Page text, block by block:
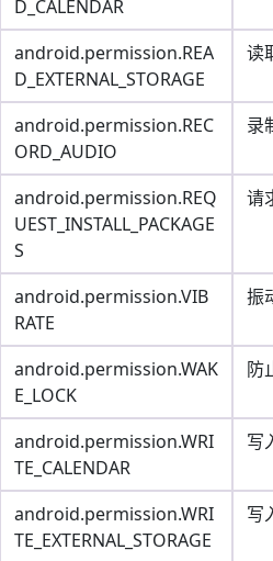
D_CALENDAR
android.permission.REA
D_EXTERNAL_STORAGE
读
android.permission.REC
ORD_AUDIO
录
android.permission.REQ
UEST_INSTALL_PACKAGE
S
请
android.permission.VIB
RATE
振
android.permission.WAK
E_LOCK
防
android.permission.WRI
TE_CALENDAR
写
android.permission.WRI
TE_EXTERNAL_STORAGE
写